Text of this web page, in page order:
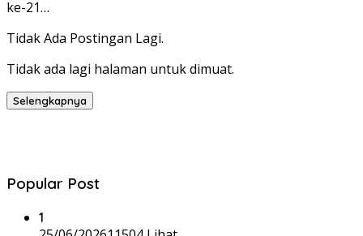
ke-21…
Tidak Ada Postingan Lagi.
Tidak ada lagi halaman untuk dimuat.
Selengkapnya
Popular Post
1